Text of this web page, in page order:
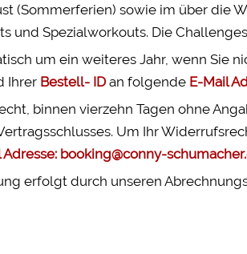
(Sommerferien) sowie im über die
und Spezialworkouts. Die
um ein weiteres Jahr, wenn Sie
Ihrer Bestell- ID an folgende E-Mail
binnen vierzehn Tagen ohne
Um Ihr
Adresse: booking@conny-
erfolgt durch unseren